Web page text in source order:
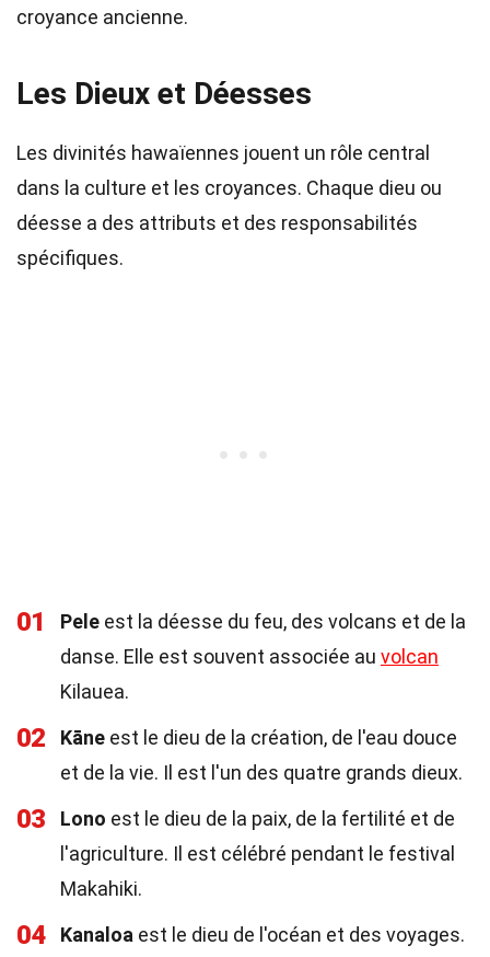
croyance ancienne.
Les Dieux et Déesses
Les divinités hawaïennes jouent un rôle central
dans la culture et les croyances. Chaque dieu ou
déesse a des attributs et des responsabilités
spécifiques.
01 Pele est la déesse du feu, des volcans et de la
danse. Elle est souvent associée au volcan
Kilauea.
02 Kāne est le dieu de la création, de l'eau douce
et de la vie. Il est l'un des quatre grands dieux.
03 Lono est le dieu de la paix, de la fertilité et de
l'agriculture. Il est célébré pendant le festival
Makahiki.
04 Kanaloa est le dieu de l'océan et des voyages.